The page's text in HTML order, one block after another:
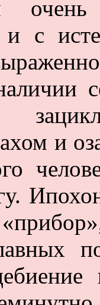
и с
и